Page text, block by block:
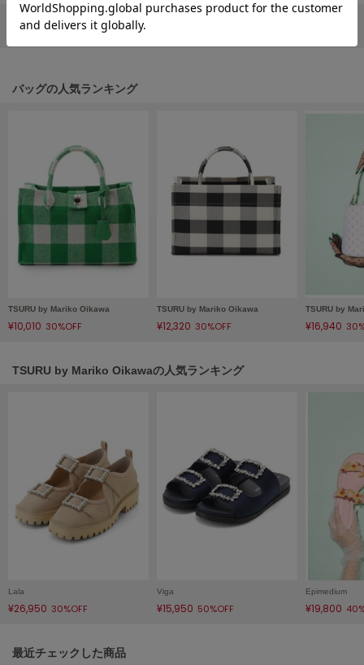
FURFUR
ファーファー
gelato pique
ジェラート ピケ
gelato pique Sleep
ジェラート ピケ スリープ
GRAMICCI
グラミチ
へノン
ル
リポストする
バッグの人気ランキング
TSURU by Mariko Oikawa
¥10,010 30%OFF
TSURU by Mariko Oikawa
¥12,320 30%OFF
TSURU by
¥16,940
TSURU by Mariko Oikawaの人気ランキング
Lala
¥26,950 30%OFF
Viga
¥15,950 50%OFF
Epimedium
¥19,800
関連記事
最近チェックした商品